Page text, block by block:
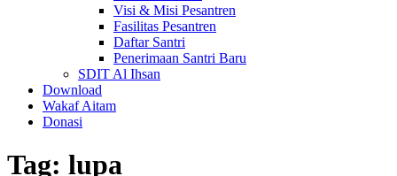
Visi & Misi Pesantren
Fasilitas Pesantren
Daftar Santri
Penerimaan Santri Baru
SDIT Al Ihsan
Download
Wakaf Aitam
Donasi
Tag: lupa